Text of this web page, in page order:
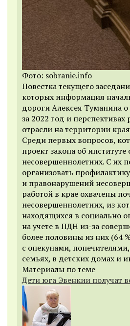
Фото: sobranie.info
Повестка текущего
которых информация
дороги Алексея Туманина о
за 2022 год и
отрасли на территории
Среди первых вопросов,
проект закона об
несовершеннолетних. С их
организовать
и правонарушений
работой в крае охвачены
несовершеннолетних, из
находящихся в социально
на учете в ПДН из-за
более половины из них (64
с опекунами,
семьях, в детских домах и
Материалы по теме
Дети юга Эвенкии получат